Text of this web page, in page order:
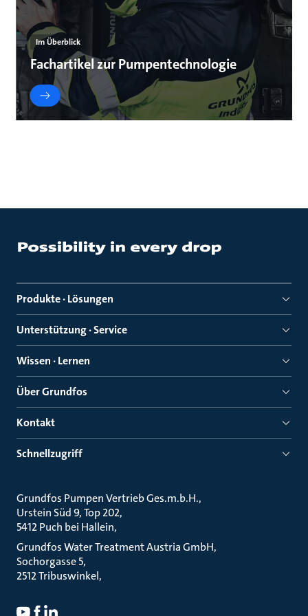
Im Überblick
Fachartikel zur Pumpentechnologie
Produkte · Lösungen
Unterstützung · Service
Wissen · Lernen
Über Grundfos
Kontakt
Schnellzugriff
Grundfos Pumpen Vertrieb Ges.m.b.H.
Urstein Süd 9, Top 202
5412 Puch bei Hallein
Grundfos Water Treatment Austria GmbH
Sochorgasse 5
2512 Tribuswinkel